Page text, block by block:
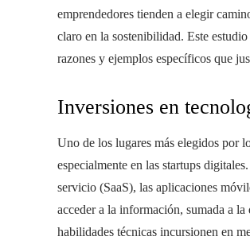
emprendedores tienden a elegir
claro en la sostenibilidad. Este
razones y ejemplos específicos que
Inversiones en
Uno de los lugares más elegidos por
especialmente en las startups
servicio (SaaS), las aplicaciones
acceder a la información, sumada a
habilidades técnicas incursionen en